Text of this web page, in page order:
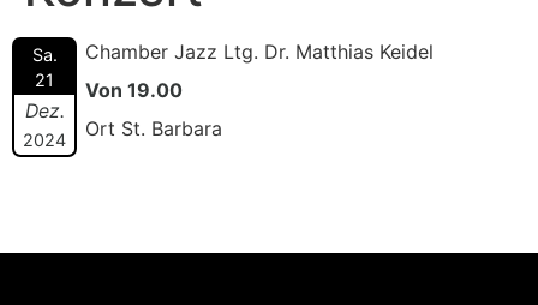
Sa.
21
Dez.
2024
Chamber Jazz Ltg. Dr. Matthias Keidel
Von 19.00
Ort St. Barbara